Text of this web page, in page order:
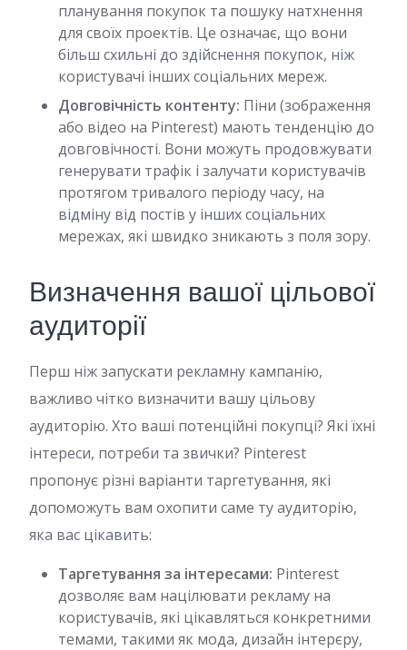
планування покупок та пошуку натхнення
для своїх проектів. Це означає, що вони
більш схильні до здійснення покупок, ніж
користувачі інших соціальних мереж.
Довговічність контенту: Піни (зображення
або відео на Pinterest) мають тенденцію до
довговічності. Вони можуть продовжувати
генерувати трафік і залучати користувачів
протягом тривалого періоду часу, на
відміну від постів у інших соціальних
мережах, які швидко зникають з поля зору.
Визначення вашої цільової
аудиторії
Перш ніж запускати рекламну кампанію,
важливо чітко визначити вашу цільову
аудиторію. Хто ваші потенційні покупці? Які їхні
інтереси, потреби та звички? Pinterest
пропонує різні варіанти таргетування, які
допоможуть вам охопити саме ту аудиторію,
яка вас цікавить:
Таргетування за інтересами: Pinterest
дозволяє вам націлювати рекламу на
користувачів, які цікавляться конкретними
темами, такими як мода, дизайн інтерєру,